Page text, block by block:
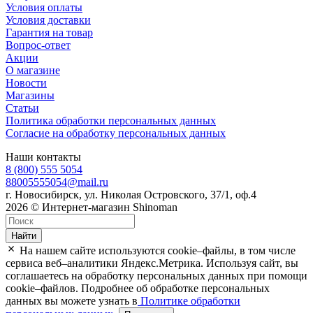
Условия оплаты
Условия доставки
Гарантия на товар
Вопрос-ответ
Акции
О магазине
Новости
Магазины
Статьи
Политика обработки персональных данных
Согласие на обработку персональных данных
Наши контакты
8 (800) 555 5054
88005555054@mail.ru
г. Новосибирск, ул. Николая Островского, 37/1, оф.4
2026 © Интернет-магазин Shinoman
Найти
На нашем сайте используются cookie–файлы, в том числе
сервиса веб–аналитики Яндекс.Метрика. Используя сайт, вы
соглашаетесь на обработку персональных данных при помощи
cookie–файлов. Подробнее об обработке персональных
данных вы можете узнать в Политике обработки